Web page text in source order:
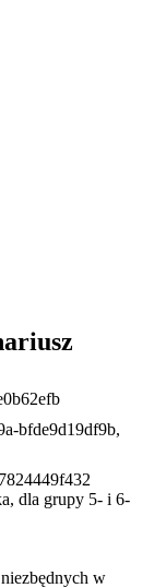
bfde9d19df9b,
dla grupy 5- i 6-
w